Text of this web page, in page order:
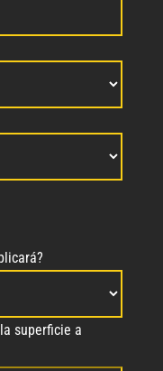
superficie a